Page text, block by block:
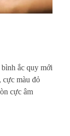
ắc quy mới
cực màu đỏ
cực âm